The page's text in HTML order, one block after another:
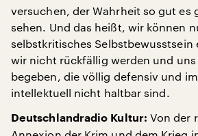
versuchen, der Wahrheit so gut es
sehen. Und das heißt, wir können
selbstkritisches Selbstbewusstsein
wir nicht rückfällig werden und uns
begeben, die völlig defensiv und
intellektuell nicht haltbar sind.
Deutschlandradio Kultur: Von der